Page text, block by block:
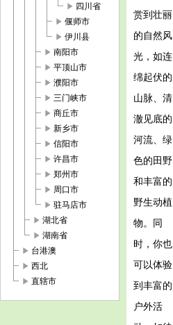
play_arrow 四川省
play_arrow 偃师市
play_arrow 伊川县
play_arrow 南阳市
play_arrow 平顶山市
play_arrow 濮阳市
play_arrow 三门峡市
play_arrow 商丘市
play_arrow 新乡市
play_arrow 信阳市
play_arrow 许昌市
play_arrow 郑州市
play_arrow 周口市
play_arrow 驻马店市
play_arrow 湖北省
play_arrow 湖南省
play_arrow 台港澳
play_arrow 西北
play_arrow 直辖市
赏到壮丽
的自然风
光，如连
绵起伏的
山脉、清
澈见底的
河流、绿
色的田野
和丰富的
野生动植
物。同
时，你也
可以体验
到丰富的
户外活